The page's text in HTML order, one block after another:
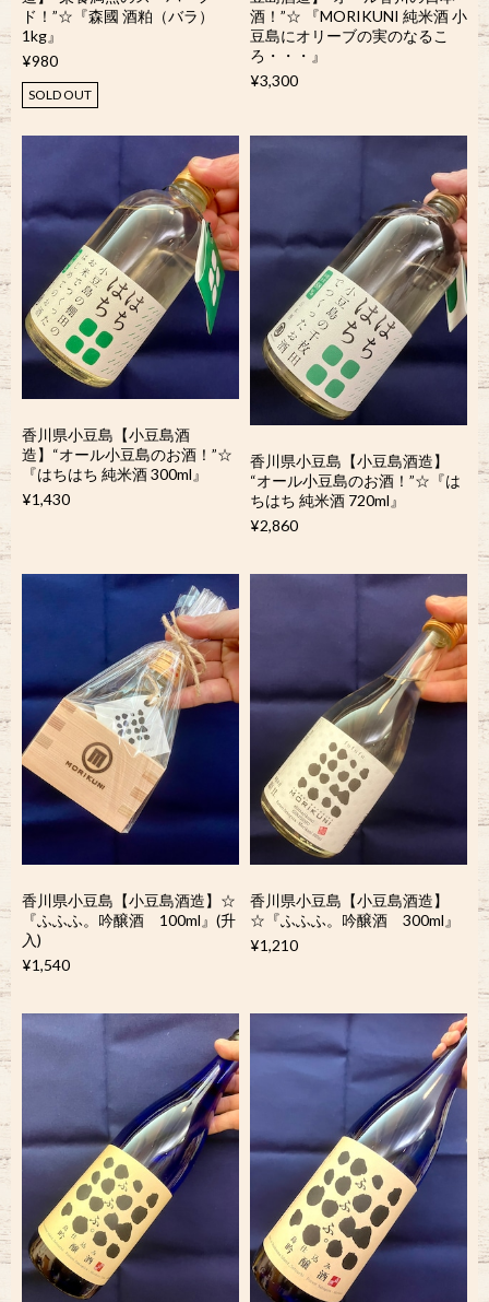
ド！”☆『森國 酒粕（バラ）
1kg』
¥980
SOLD OUT
酒！”☆ 『MORIKUNI 純米酒 小
豆島にオリーブの実のなるこ
ろ・・・』
¥3,300
香川県小豆島【小豆島酒
造】“オール小豆島のお酒！”☆
『はちはち 純米酒 300ml』
¥1,430
香川県小豆島【小豆島酒造】
“オール小豆島のお酒！”☆『は
ちはち 純米酒 720ml』
¥2,860
香川県小豆島【小豆島酒造】☆
『ふふふ。吟醸酒 100ml』(升
入)
¥1,540
香川県小豆島【小豆島酒造】
☆『ふふふ。吟醸酒 300ml』
¥1,210